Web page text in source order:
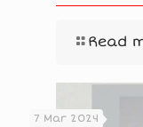
Read
7 Mar 2024